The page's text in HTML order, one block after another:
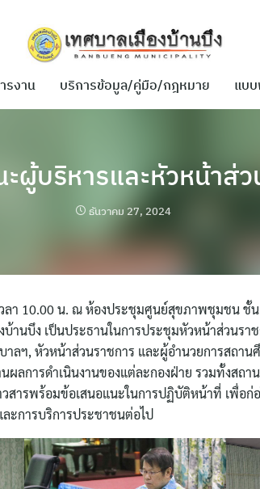
รงาน บริการข้อมูล/คู่มือ/กฎหมาย แบ
ผู้บริหารและหัวหน้าส่ว
ธันวาคม 27, 2024
า 10.00 น. ณ ห้องประชุมศูนย์สุขภาพชุมชน ชั้น
บ้านบึง เป็นประธานในการประชุมหัวหน้าส่วนรา
ลฯ, หัวหน้าส่วนราชการ และผู้อำนวยการสถาน
ผลการดำเนินงานของแต่ละกองฝ่าย รวมทั้งสถ
สารพร้อมข้อเสนอแนะในการปฏิบัติหน้าที่ เพื่อก่
ะการบริการประชาชนต่อไป